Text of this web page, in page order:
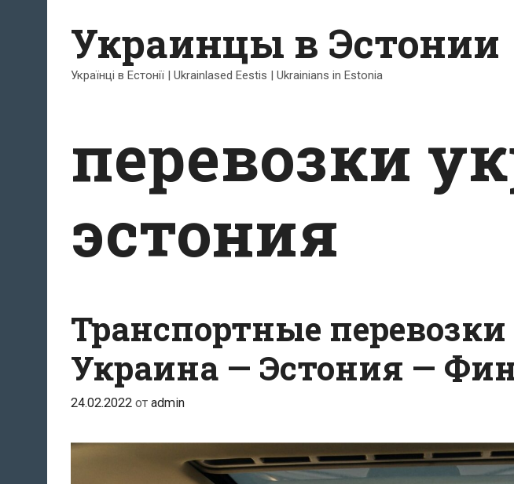
содержимому
Украинцы в Эстонии
Українці в Естонії | Ukrainlased Eestis | Ukrainians in Estonia
перевозки
эстония
Транспортные
Украина — Эстония —
24.02.2022 от admin